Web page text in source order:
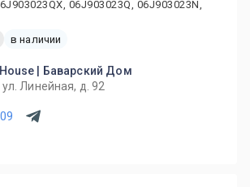
06J903023Q, 06J903023N,
в наличии
| Баварский Дом
Линейная, д. 92